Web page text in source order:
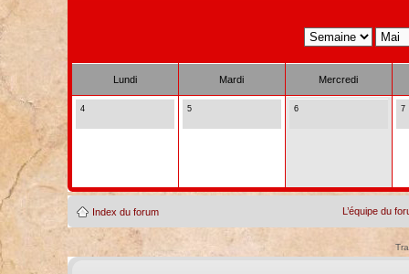
Lundi Mardi Mercredi
4 5 6 7
Index du forum L’équipe du